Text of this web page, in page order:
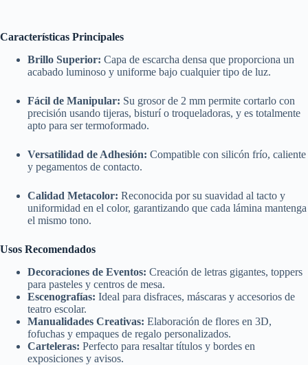
Características Principales
Brillo Superior: Capa de escarcha densa que proporciona un
acabado luminoso y uniforme bajo cualquier tipo de luz.
Fácil de Manipular: Su grosor de 2 mm permite cortarlo con
precisión usando tijeras, bisturí o troqueladoras, y es totalmente
apto para ser termoformado.
Versatilidad de Adhesión: Compatible con silicón frío, caliente
y pegamentos de contacto.
Calidad Metacolor: Reconocida por su suavidad al tacto y
uniformidad en el color, garantizando que cada lámina mantenga
el mismo tono.
Usos Recomendados
Decoraciones de Eventos: Creación de letras gigantes, toppers
para pasteles y centros de mesa.
Escenografías: Ideal para disfraces, máscaras y accesorios de
teatro escolar.
Manualidades Creativas: Elaboración de flores en 3D,
fofuchas y empaques de regalo personalizados.
Carteleras: Perfecto para resaltar títulos y bordes en
exposiciones y avisos.